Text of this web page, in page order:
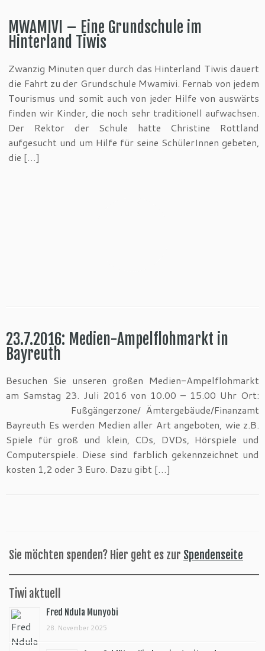
MWAMIVI – Eine Grundschule im
Hinterland Tiwis
Zwanzig Minuten quer durch das Hinterland Tiwis dauert
die Fahrt zu der Grundschule Mwamivi. Fernab von jedem
Tourismus und somit auch von jeder Hilfe von auswärts
finden wir Kinder, die noch sehr traditionell aufwachsen.
Der Rektor der Schule hatte Christine Rottland
aufgesucht und um Hilfe für seine SchülerInnen gebeten,
die […]
23.7.2016: Medien-Ampelflohmarkt in
Bayreuth
Besuchen Sie unseren großen Medien-Ampelflohmarkt
am Samstag 23. Juli 2016 von 10.00 – 15.00 Uhr Ort:
Fußgängerzone/ Ämtergebäude/Finanzamt
Bayreuth Es werden Medien aller Art angeboten, wie z.B.
Spiele für groß und klein, CDs, DVDs, Hörspiele und
Computerspiele. Diese sind farblich gekennzeichnet und
kosten 1,2 oder 3 Euro. Dazu gibt […]
Sie möchten spenden? Hier geht es zur Spendenseite
Tiwi aktuell
Fred Ndula Munyobi
28. November 2025